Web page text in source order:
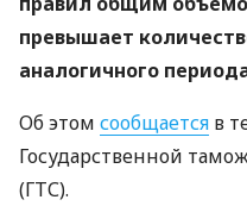
превышает
аналогичного
Об этом сообщается в
Государственной
(ГТС).